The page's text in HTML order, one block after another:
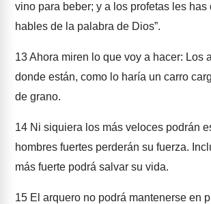
vino para beber; y a los profetas les has
hables de la palabra de Dios”.
13Ahora miren lo que voy a hacer: Los
donde están, como lo haría un carro
de grano.
14 Ni siquiera los más veloces podrán
hombres fuertes perderán su fuerza.
más fuerte podrá salvar su vida.
15 El arquero no podrá mantenerse en